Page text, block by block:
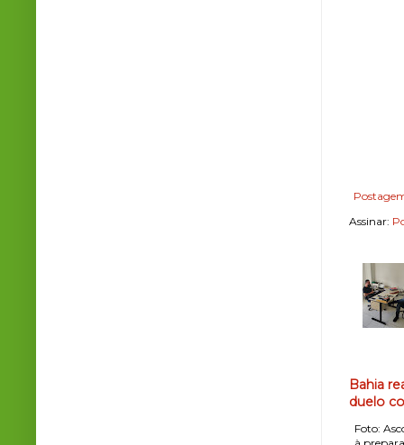
Assinar:
Bahia
duelo
Foto: